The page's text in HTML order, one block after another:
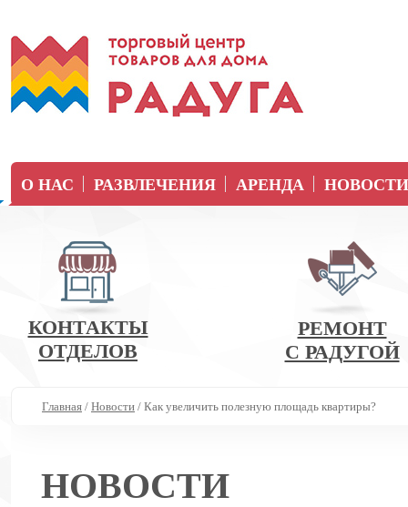
О НАС РАЗВЛЕЧЕНИЯ АРЕНДА НОВОСТИ
КОНТАКТЫ
ОТДЕЛОВ
РЕМОНТ
С РАДУГОЙ
Главная / Новости / Как увеличить полезную площадь квартиры?
НОВОСТИ